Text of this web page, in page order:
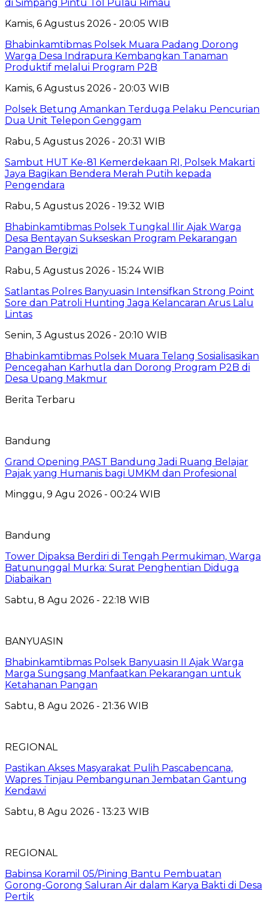
di Simpang Pintu Tol Pulau Rimau
Kamis, 6 Agustus 2026 - 20:05 WIB
Bhabinkamtibmas Polsek Muara Padang Dorong
Warga Desa Indrapura Kembangkan Tanaman
Produktif melalui Program P2B
Kamis, 6 Agustus 2026 - 20:03 WIB
Polsek Betung Amankan Terduga Pelaku Pencurian
Dua Unit Telepon Genggam
Rabu, 5 Agustus 2026 - 20:31 WIB
Sambut HUT Ke-81 Kemerdekaan RI, Polsek Makarti
Jaya Bagikan Bendera Merah Putih kepada
Pengendara
Rabu, 5 Agustus 2026 - 19:32 WIB
Bhabinkamtibmas Polsek Tungkal Ilir Ajak Warga
Desa Bentayan Sukseskan Program Pekarangan
Pangan Bergizi
Rabu, 5 Agustus 2026 - 15:24 WIB
Satlantas Polres Banyuasin Intensifkan Strong Point
Sore dan Patroli Hunting Jaga Kelancaran Arus Lalu
Lintas
Senin, 3 Agustus 2026 - 20:10 WIB
Bhabinkamtibmas Polsek Muara Telang Sosialisasikan
Pencegahan Karhutla dan Dorong Program P2B di
Desa Upang Makmur
Berita Terbaru
Bandung
Grand Opening PAST Bandung Jadi Ruang Belajar
Pajak yang Humanis bagi UMKM dan Profesional
Minggu, 9 Agu 2026 - 00:24 WIB
Bandung
Tower Dipaksa Berdiri di Tengah Permukiman, Warga
Batununggal Murka: Surat Penghentian Diduga
Diabaikan
Sabtu, 8 Agu 2026 - 22:18 WIB
BANYUASIN
Bhabinkamtibmas Polsek Banyuasin II Ajak Warga
Marga Sungsang Manfaatkan Pekarangan untuk
Ketahanan Pangan
Sabtu, 8 Agu 2026 - 21:36 WIB
REGIONAL
Pastikan Akses Masyarakat Pulih Pascabencana,
Wapres Tinjau Pembangunan Jembatan Gantung
Kendawi
Sabtu, 8 Agu 2026 - 13:23 WIB
REGIONAL
Babinsa Koramil 05/Pining Bantu Pembuatan
Gorong-Gorong Saluran Air dalam Karya Bakti di Desa
Pertik